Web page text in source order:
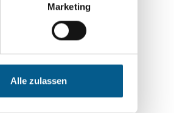
Marketing
Alle zulassen
& Umweltschutz